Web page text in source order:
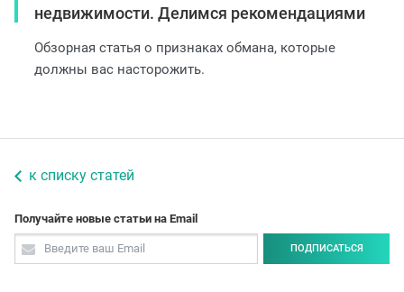
недвижимости. Делимся рекомендациями
Обзорная статья о признаках обмана, которые
должны вас насторожить.
к списку статей
Получайте новые статьи на Email
ПОДПИСАТЬСЯ